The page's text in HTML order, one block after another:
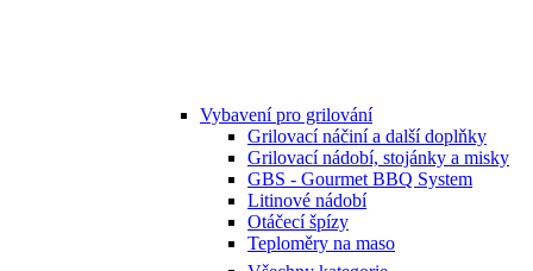
Vybavení pro grilování
Grilovací náčiní a další doplňky
Grilovací nádobí, stojánky a misky
GBS - Gourmet BBQ System
Litinové nádobí
Otáčecí špízy
Teploměry na maso